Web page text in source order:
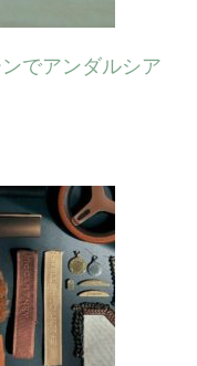
でアンダルシア